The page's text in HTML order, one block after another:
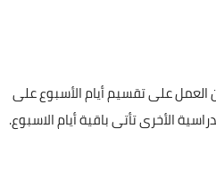
العمل على تقسيم أيام الأسبوع على
الأخرى تأتى باقية أيام الاسبوع.